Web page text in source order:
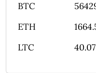
BTC
ETH
LTC
40.07